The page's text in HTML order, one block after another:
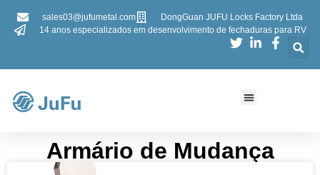
sales03@jufumetal.com
DongGuan JUFU Locks Factory Ltda
14 anos especializados em desenvolvimento de fechaduras para RV
Armário de Mudança